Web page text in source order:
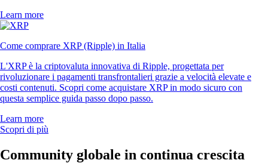
Learn more
Come comprare XRP (Ripple) in Italia
L'XRP è la criptovaluta innovativa di Ripple, progettata per
rivoluzionare i pagamenti transfrontalieri grazie a velocità elevate e
costi contenuti. Scopri come acquistare XRP in modo sicuro con
questa semplice guida passo dopo passo.
Learn more
Scopri di più
Community globale in continua crescita